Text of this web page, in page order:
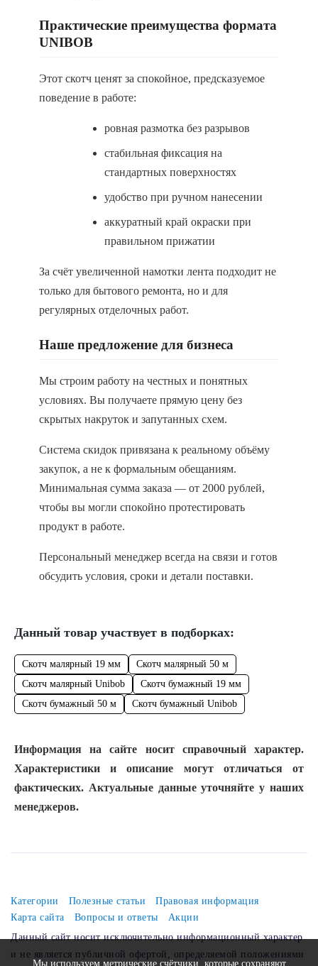
Практические преимущества формата
UNIBOB
Этот скотч ценят за спокойное, предсказуемое
поведение в работе:
ровная размотка без разрывов
стабильная фиксация на
стандартных поверхностях
удобство при ручном нанесении
аккуратный край окраски при
правильном прижатии
За счёт увеличенной намотки лента подходит не
только для бытового ремонта, но и для
регулярных отделочных работ.
Наше предложение для бизнеса
Мы строим работу на честных и понятных
условиях. Вы получаете прямую цену без
скрытых накруток и запутанных схем.
Система скидок привязана к реальному объёму
закупок, а не к формальным обещаниям.
Минимальная сумма заказа — от 2000 рублей,
чтобы вы могли спокойно протестировать
продукт в работе.
Персональный менеджер всегда на связи и готов
обсудить условия, сроки и детали поставки.
Данный товар участвует в подборках:
Скотч малярный 19 мм
Скотч малярный 50 м
Скотч малярный Unibob
Скотч бумажный 19 мм
Скотч бумажный 50 м
Скотч бумажный Unibob
Информация на сайте носит справочный характер.
Характеристики и описание могут отличаться от
фактических. Актуальные данные уточняйте у наших
менеджеров.
Категории Полезные статьи
Правовая информация
Карта сайта
Вопросы и ответы
Акции
Данный сайт носит исключительно информационный характер
и не является публичной офертой, определяемой положениями
Мы используем метрические счётчики, которые сохраняют